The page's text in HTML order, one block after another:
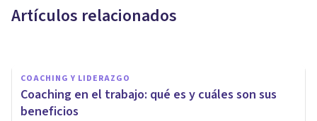
Artículos relacionados
COACHING Y LIDERAZGO
Coaching en el trabajo: qué es y cuáles son sus
beneficios